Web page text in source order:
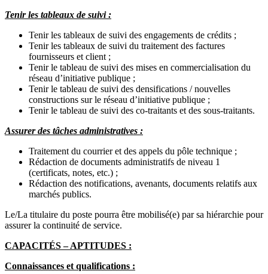
Tenir les tableaux de suivi :
Tenir les tableaux de suivi des engagements de crédits ;
Tenir les tableaux de suivi du traitement des factures
fournisseurs et client ;
Tenir le tableau de suivi des mises en commercialisation du
réseau d’initiative publique ;
Tenir le tableau de suivi des densifications / nouvelles
constructions sur le réseau d’initiative publique ;
Tenir le tableau de suivi des co-traitants et des sous-traitants.
Assurer des tâches administratives :
Traitement du courrier et des appels du pôle technique ;
Rédaction de documents administratifs de niveau 1
(certificats, notes, etc.) ;
Rédaction des notifications, avenants, documents relatifs aux
marchés publics.
Le/La titulaire du poste pourra être mobilisé(e) par sa hiérarchie pour
assurer la continuité de service.
CAPACITÉS – APTITUDES :
Connaissances et qualifications :